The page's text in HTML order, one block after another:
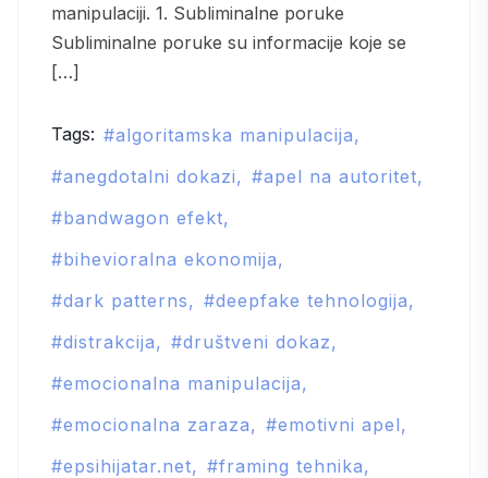
manipulaciji. 1. Subliminalne poruke
Subliminalne poruke su informacije koje se
[…]
Tags:
algoritamska manipulacija
anegdotalni dokazi
apel na autoritet
bandwagon efekt
bihevioralna ekonomija
dark patterns
deepfake tehnologija
distrakcija
društveni dokaz
emocionalna manipulacija
emocionalna zaraza
emotivni apel
epsihijatar.net
framing tehnika